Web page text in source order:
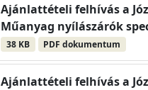
Ajánlattételi felhívás a
Műanyag nyílászárók
38 KB PDF dokumentum
Ajánlattételi felhívás a